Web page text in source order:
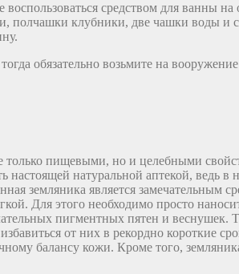
средством для ванны
клубники, две чашки воды и
тогда обязательно возьмите на
пищевыми, но и целебными
натуральной аптекой, ведь
земляника является
Для этого необходимо просто
пигментных пятен и веснушек.
от них в рекордно
балансу кожи. Кроме того,